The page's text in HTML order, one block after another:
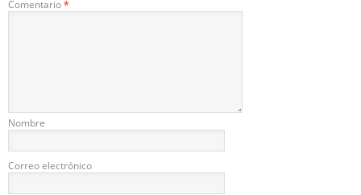
Comentario*
Nombre
Correo electrónico